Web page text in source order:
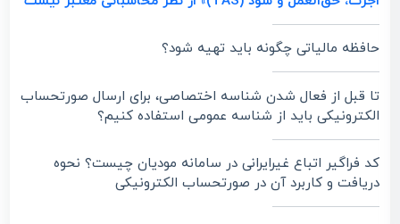
حافظه مالیاتی چگونه باید تهیه شود؟
تا قبل از فعال شدن شناسه اختصاصی، برای ارسال صورتحساب
الکترونیکی باید از شناسه عمومی استفاده کنیم؟
کد فراگیر اتباع غیرایرانی در سامانه مودیان چیست؟ نحوه
دریافت و کاربرد آن در صورتحساب الکترونیکی